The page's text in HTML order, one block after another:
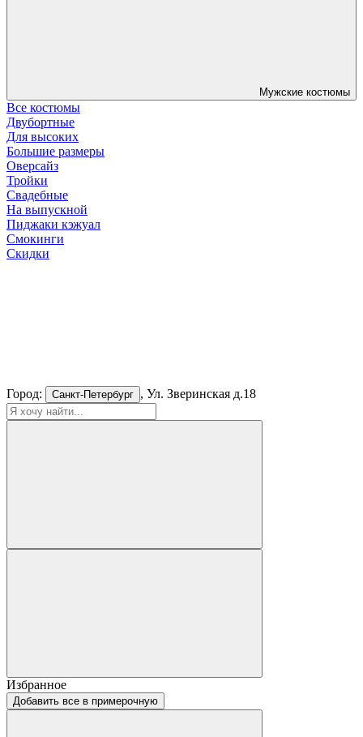
Мужские костюмы
Все костюмы
Двубортные
Для высоких
Большие размеры
Оверсайз
Тройки
Свадебные
На выпускной
Пиджаки кэжуал
Смокинги
Скидки
Город: Санкт-Петербург , Ул. Зверинская д.18
Избранное
Добавить все в примерочную